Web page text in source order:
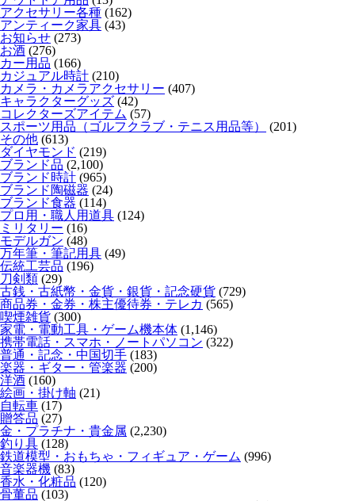
アクセサリー各種 (162)
アンティーク家具 (43)
お知らせ (273)
お酒 (276)
カー用品 (166)
カジュアル時計 (210)
カメラ・カメラアクセサリー (407)
キャラクターグッズ (42)
コレクターズアイテム (57)
スポーツ用品（ゴルフクラブ・テニス用品等）
(201)
その他 (613)
ダイヤモンド (219)
ブランド品 (2,100)
ブランド時計 (965)
ブランド陶磁器 (24)
ブランド食器 (114)
プロ用・職人用道具 (124)
ミリタリー (16)
モデルガン (48)
万年筆・筆記用具 (49)
伝統工芸品 (196)
刀剣類 (29)
古銭・古紙幣・金貨・銀貨・記念硬貨 (729)
商品券・金券・株主優待券・テレカ (565)
喫煙雑貨 (300)
家電・電動工具・ゲーム機本体 (1,146)
携帯電話・スマホ・ノートパソコン (322)
普通・記念・中国切手 (183)
楽器・ギター・管楽器 (200)
洋酒 (160)
絵画・掛け軸 (21)
自転車 (17)
贈答品 (27)
金・プラチナ・貴金属 (2,230)
釣り具 (128)
鉄道模型・おもちゃ・フィギュア・ゲーム (996)
音楽器機 (83)
香水・化粧品 (120)
骨董品 (103)